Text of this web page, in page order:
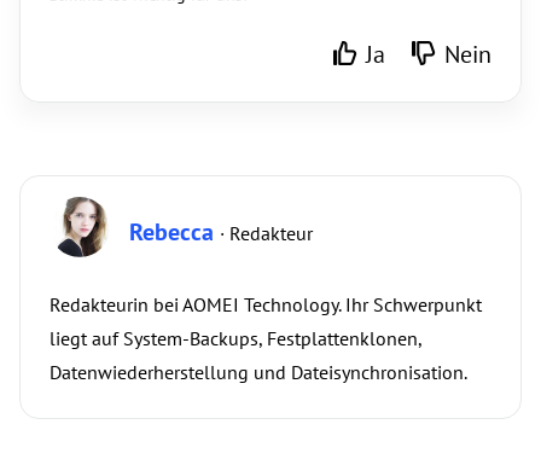
Ja Nein
Rebecca · Redakteur
Redakteurin bei AOMEI Technology. Ihr Schwerpunkt
liegt auf System-Backups, Festplattenklonen,
Datenwiederherstellung und Dateisynchronisation.